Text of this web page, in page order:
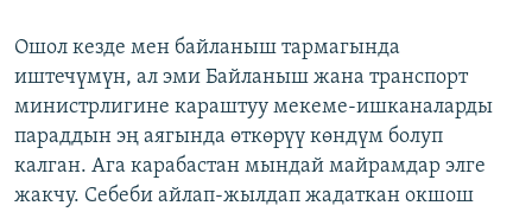
Ошол кезде мен байланыш тармагында
иштечүмүн, ал эми Байланыш жана транспорт
министрлигине караштуу мекеме-ишканаларды
параддын эң аягында өткөрүү көндүм болуп
калган. Ага карабастан мындай майрамдар элге
жакчу. Себеби айлап-жылдап жадаткан окшош